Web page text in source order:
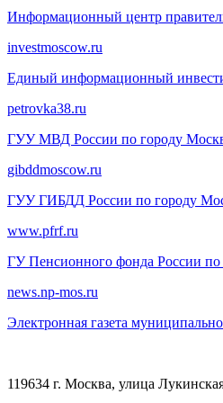
Информационный центр
investmoscow.ru
Единый информационный
petrovka38.ru
ГУУ МВД России по городу
gibddmoscow.ru
ГУУ ГИБДД России по городу
www.pfrf.ru
ГУ Пенсионного фонда России по
news.np-mos.ru
Электронная газета
119634 г. Москва, улица